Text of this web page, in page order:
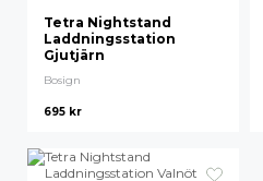
Tetra Nightstand
Laddningsstation
Gjutjärn
Bosign
695 kr